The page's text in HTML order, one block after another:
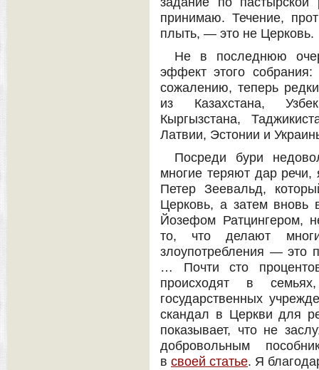
принимаю. Течение,
плыть, — это не Церковь.
Не в последнюю
эффект этого
сожалению, теперь
из Казахстана,
Кыргызстана,
Латвии, Эстонии и
Посреди бури
многие теряют дар
Петер Зеевальд,
Церковь, а затем вновь
Йозефом Ратцингером,
то, что делают
злоупотребления — это
… Почти сто
происходят в
государственных
скандал в Церкви для
показывает, что не
добровольным
в своей статье. Я